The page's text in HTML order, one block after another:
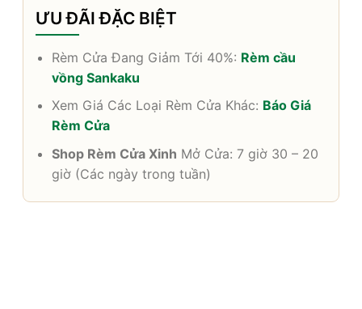
ƯU ĐÃI ĐẶC BIỆT
Rèm Cửa Đang Giảm Tới 40%: Rèm cầu
vồng Sankaku
Xem Giá Các Loại Rèm Cửa Khác: Báo Giá
Rèm Cửa
Shop Rèm Cửa Xinh Mở Cửa: 7 giờ 30 – 20
giờ (Các ngày trong tuần)